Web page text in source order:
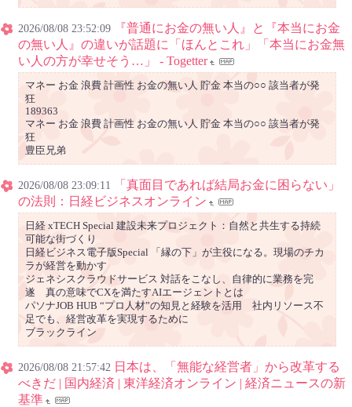
2026/08/08 23:52:09
『普通にお金の無い人』と『本当にお金
の無い人』の違いが話題に「ほんとこれ」「本当にお金無
い人の方が幸せそう…」 - Togetter
マネー お金 浪費 計画性 お金の無い人 貯金 本当の○○ 該当者が発
狂
189363
マネー お金 浪費 計画性 お金の無い人 貯金 本当の○○ 該当者が発
狂
豊臣兄弟
2026/08/08 23:09:11
「真面目であれば結局お金に困らない」
の法則：日経ビジネスオンライン
日経 xTECH Special 建設未来プロジェクト：自然と共生する持続
可能な街づくり
日経ビジネス電子版Special 「縁の下」が主役になる。現場のチカ
ラが経営を動かす
ジェネシスクラウドサービス 対話をこなし、自律的に業務を完
遂 真の意味でCXを満たすAIエージェントとは
パソナJOB HUB “プロ人材”の知見と経験を活用 社内リソース不
足でも、経営改革を実現するために
ブラックライン
2026/08/08 21:57:42 日本は、「無能な経営者」から改革する
べきだ | 国内経済 | 東洋経済オンライン | 経済ニュースの新
基準